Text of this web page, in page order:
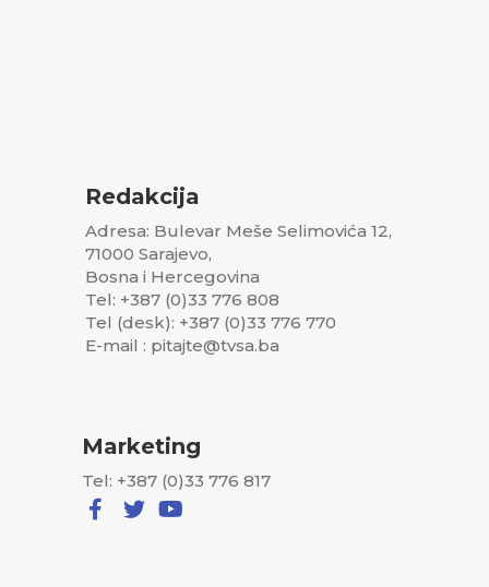
Redakcija
Adresa: Bulevar Meše Selimovića 12,
71000 Sarajevo,
Bosna i Hercegovina
Tel: +387 (0)33 776 808
Tel (desk): +387 (0)33 776 770
E-mail : pitajte@tvsa.ba
Marketing
Tel: +387 (0)33 776 817